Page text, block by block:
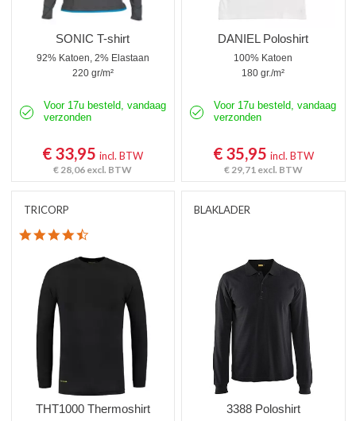
SONIC T-shirt
92% Katoen, 2% Elastaan
220 gr/m²
Voor 17u besteld, vandaag
verzonden
€ 33,95incl. BTW
€ 28,06 excl. BTW
DANIEL Poloshirt
100% Katoen
180 gr./m²
Voor 17u besteld, vandaag
verzonden
€ 35,95 incl. BTW
€ 29,71 excl. BTW
TRICORP
THT1000 Thermoshirt
BLAKLADER
3388 Poloshirt